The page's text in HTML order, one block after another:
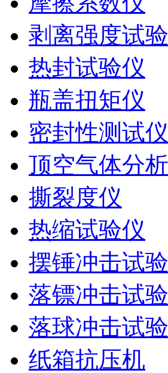
剥离强度试
热封试验仪
瓶盖扭矩仪
密封性测试仪
顶空气体分
撕裂度仪
热缩试验仪
摆锤冲击试
落镖冲击试
落球冲击试
纸箱抗压机